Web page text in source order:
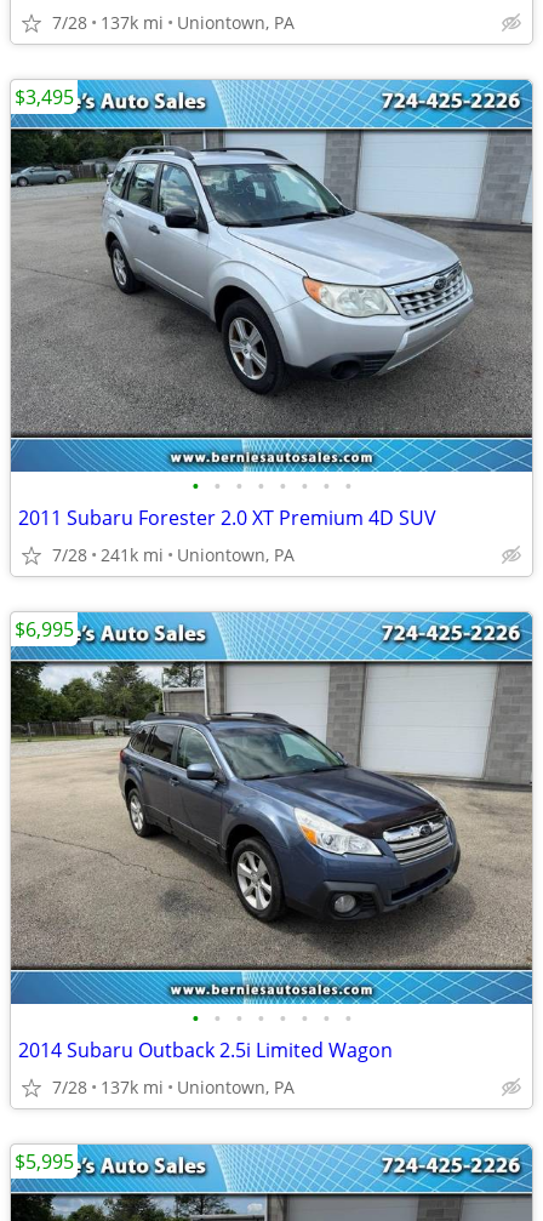
7/28 137k mi Uniontown, PA
• • • • • • • •
2011 Subaru Forester 2.0 XT Premium 4D SUV
7/28 241k mi Uniontown, PA
$3,495
• • • • • • • •
2014 Subaru Outback 2.5i Limited Wagon
7/28 137k mi Uniontown, PA
$6,995
$5,995